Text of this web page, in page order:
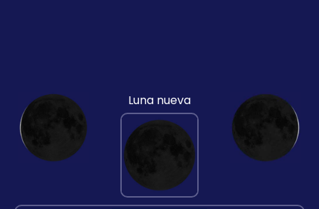
Luna nueva